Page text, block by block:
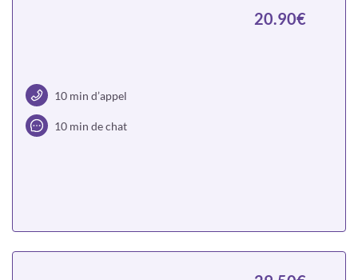
10 min d’appel
10 min de chat
20.90€